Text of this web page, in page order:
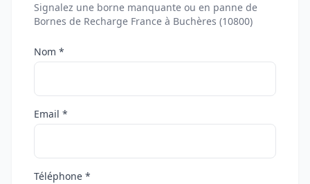
Signalez une borne manquante ou en panne de
Bornes de Recharge France à Buchères (10800)
Nom *
Email *
Téléphone *